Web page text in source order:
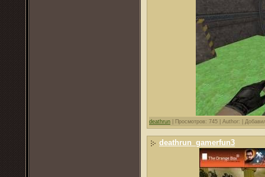
deathrun Просмотров: 745 | Author: |
deathrun_gamerfun3